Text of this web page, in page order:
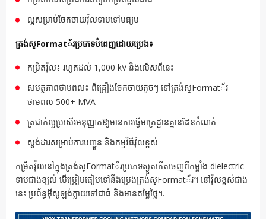
ល្អសម្រាប់ចែកចាយវ៉ុលទាបទៅមធ្យម
ត្រង់ស្Format័រប្រភេទបំពេញដោយប្រេង៖
កម្រិតវ៉ុល៖ រហូតដល់ 1,000 kV និងលើសពីនេះ
សមត្ថភាពថាមពល៖ ពីគ្រឿងចែកចាយតូចៗ ទៅត្រង់ស្Format័រ
ថាមពល 500+ MVA
ត្រជាក់ល្អប្រសើរអនុញ្ញាតឱ្យមានការធ្វើមាត្រដ្ឋានគ្មានដែនកំណត់
ស្តង់ដារសម្រាប់ការបញ្ជូន និងកម្មវិធីវ៉ុលខ្ពស់
កម្រិតវ៉ុលនៅក្នុងត្រង់ស្Format័រប្រភេទស្ងួតកើតចេញពីកម្លាំង dielectric
ទាបជាងខ្យល់ បើប្រៀបធៀបទៅនឹងប្រេងត្រង់ស្Format័រ។ នៅវ៉ុលខ្ពស់ជាង
នេះ ប្រព័ន្ធអ៊ីសូឡង់ក្លាយទៅជាធំ និងមានតម្លៃថ្លៃ។.